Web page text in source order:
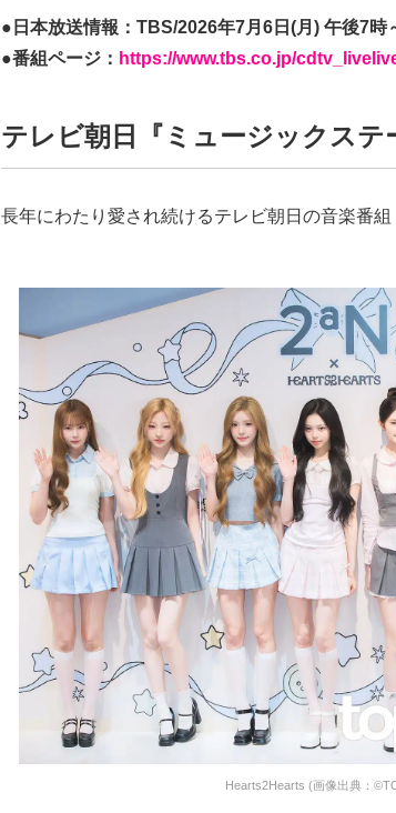
●日本放送情報：TBS/2026年7月6日(月) 午後7時
●番組ページ： https://www.tbs.co.jp/
テレビ朝日『ミュージックステ
長年にわたり愛され続けるテレビ朝日の音楽番
Hearts2Hearts (画像出典：